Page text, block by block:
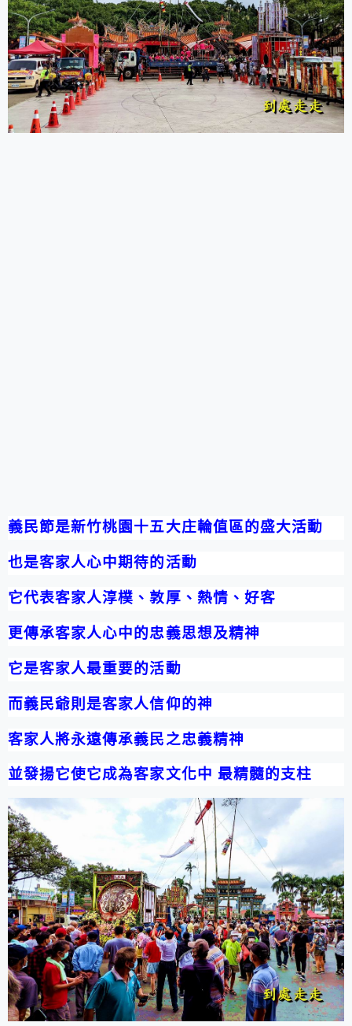
義民節是新竹桃園十五大庄輪值區的盛大活動
也是客家人心中期待的活動
它代表客家人淳樸、敦厚、熱情、好客
更傳承客家人心中的忠義思想及精神
它是客家人最重要的活動
而義民爺則是客家人信仰的神
客家人將永遠傳承義民之忠義精神
並發揚它使它成為客家文化中 最精髓的支柱